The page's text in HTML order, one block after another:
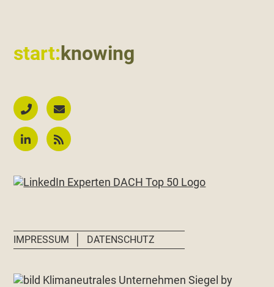
start:knowing
IMPRESSUM DATENSCHUTZ